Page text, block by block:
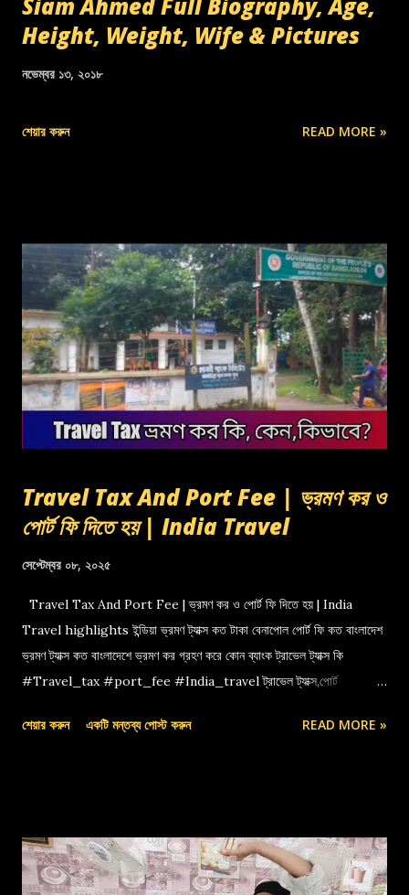
Height, Weight, Wife & Pictures
নভেম্বর ১৩, ২০১৮
শেয়ার করুন READ MORE »
Travel Tax And Port Fee | ভ্রমণ কর ও
পোর্ট ফি দিতে হয় | India Travel
সেপ্টেম্বর ০৮, ২০২৫
Travel Tax And Port Fee | ভ্রমণ কর ও পোর্ট ফি দিতে হয় | India
Travel highlights ইন্ডিয়া ভ্রমণ ট্যাক্স কত টাকা বেনাপোল পোর্ট ফি কত বাংলাদেশ
ভ্রমণ ট্যাক্স কত বাংলাদেশে ভ্রমণ কর গ্রহণ করে কোন ব্যাংক ট্রাভেল ট্যাক্স কি
#Travel_tax #port_fee #India_travel ট্রাভেল ট্যাক্স,পোর্ট
শেয়ার করুন একটি মন্তব্য পোস্ট করুন READ MORE »